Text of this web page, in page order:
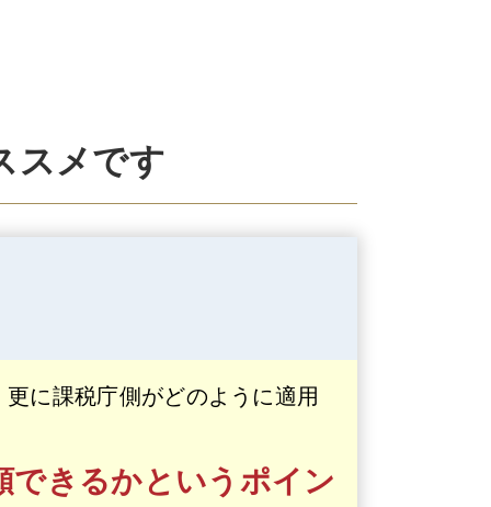
スメです
に課税庁側がどのように適用
できるかというポイン